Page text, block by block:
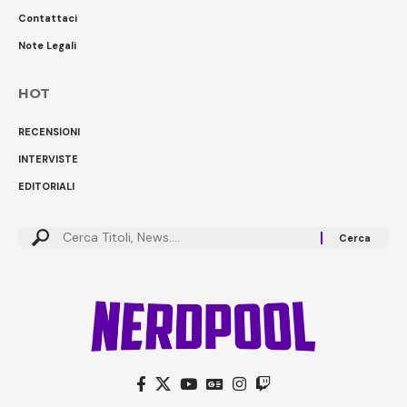
Contattaci
Note Legali
HOT
RECENSIONI
INTERVISTE
EDITORIALI